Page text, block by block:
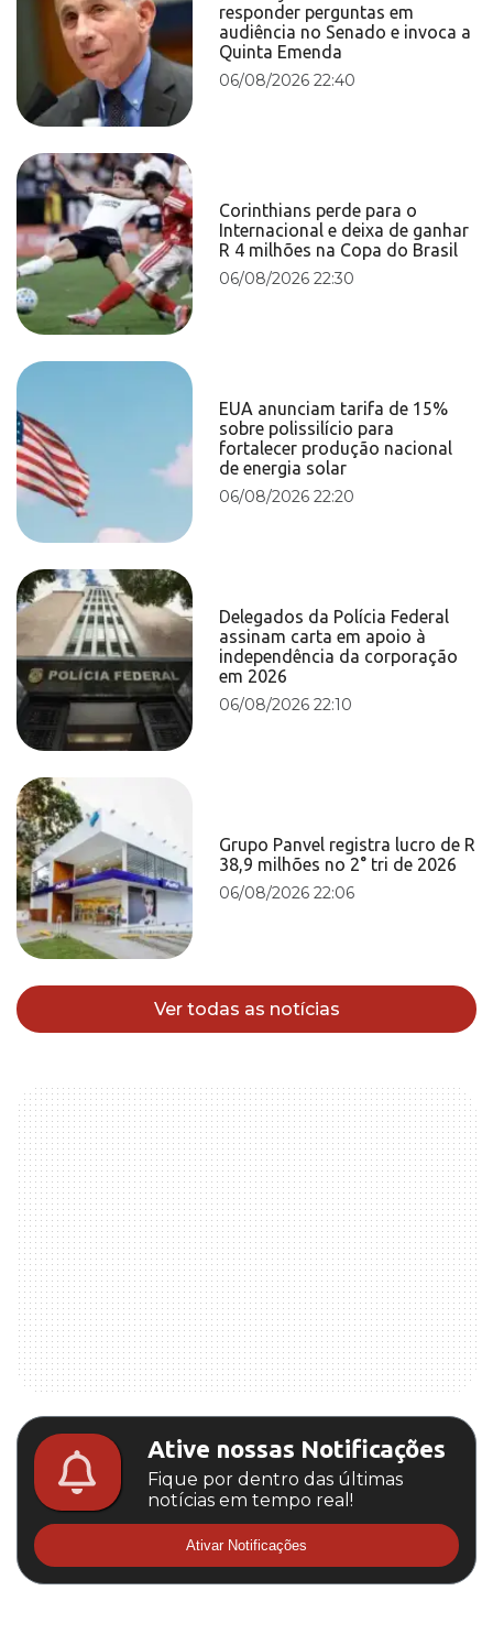
responder perguntas em
audiência no Senado e invoca a
Quinta Emenda
06/08/2026 22:40
Corinthians perde para o
Internacional e deixa de ganhar
R 4 milhões na Copa do Brasil
06/08/2026 22:30
EUA anunciam tarifa de 15%
sobre polissilício para
fortalecer produção nacional
de energia solar
06/08/2026 22:20
Delegados da Polícia Federal
assinam carta em apoio à
independência da corporação
em 2026
06/08/2026 22:10
Grupo Panvel registra lucro de R
38,9 milhões no 2° tri de 2026
06/08/2026 22:06
Ver todas as notícias
Ative nossas Notificações
Fique por dentro das últimas
notícias em tempo real!
Ativar Notificações